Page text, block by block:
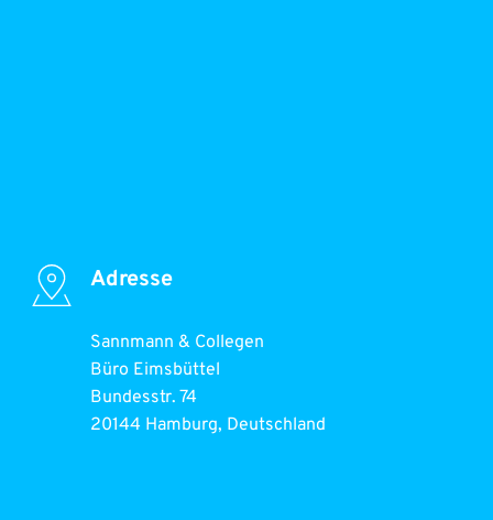
Adresse
Sannmann & Collegen
Büro Eimsbüttel
Bundesstr. 74
20144 Hamburg, Deutschland